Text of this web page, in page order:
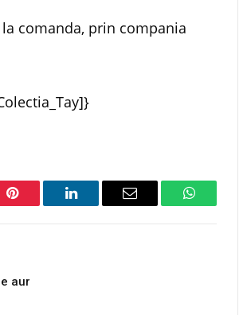
comanda, prin compania
Pinterest LinkedIn Email WhatsApp
aur